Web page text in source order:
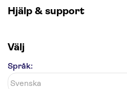
Hjälp & support
Välj
Språk: